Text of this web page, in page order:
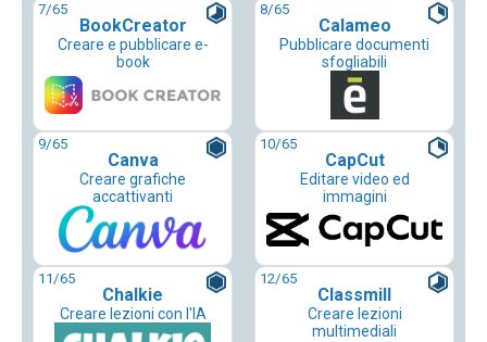
7/65
BookCreator
Creare e pubblicare e-
book
8/65
Calameo
Pubblicare documenti
sfogliabili
9/65
Canva
Creare grafiche
accattivanti
10/65
CapCut
Editare video ed
immagini
11/65
Chalkie
Creare lezioni con l'IA
12/65
Classmill
Creare lezioni
multimediali